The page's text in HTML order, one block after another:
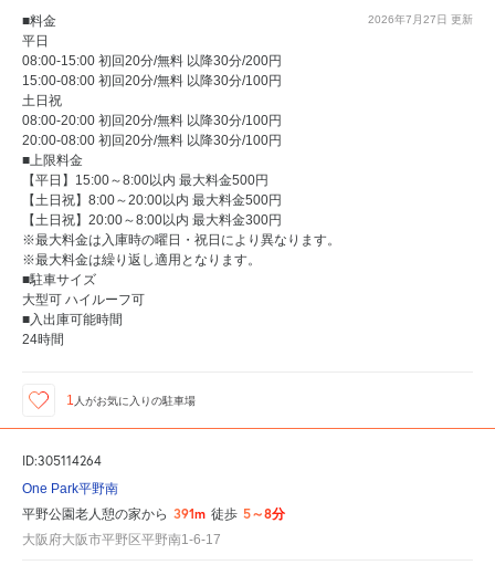
2026年7月27日 更新
■料金
平日
08:00-15:00 初回20分/無料 以降30分/200円
15:00-08:00 初回20分/無料 以降30分/100円
土日祝
08:00-20:00 初回20分/無料 以降30分/100円
20:00-08:00 初回20分/無料 以降30分/100円
■上限料金
【平日】15:00～8:00以内 最大料金500円
【土日祝】8:00～20:00以内 最大料金500円
【土日祝】20:00～8:00以内 最大料金300円
※最大料金は入庫時の曜日・祝日により異なります。
※最大料金は繰り返し適用となります。
■駐車サイズ
大型可 ハイルーフ可
■入出庫可能時間
24時間
1 人がお気に入りの駐車場
ID:305114264
One Park平野南
平野公園老人憩の家から 391m 徒歩 5～8分
大阪府大阪市平野区平野南1-6-17